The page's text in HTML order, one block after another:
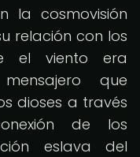
la cosmovisión
relación con los
el viento era
que
dioses a través
de los
eslava del